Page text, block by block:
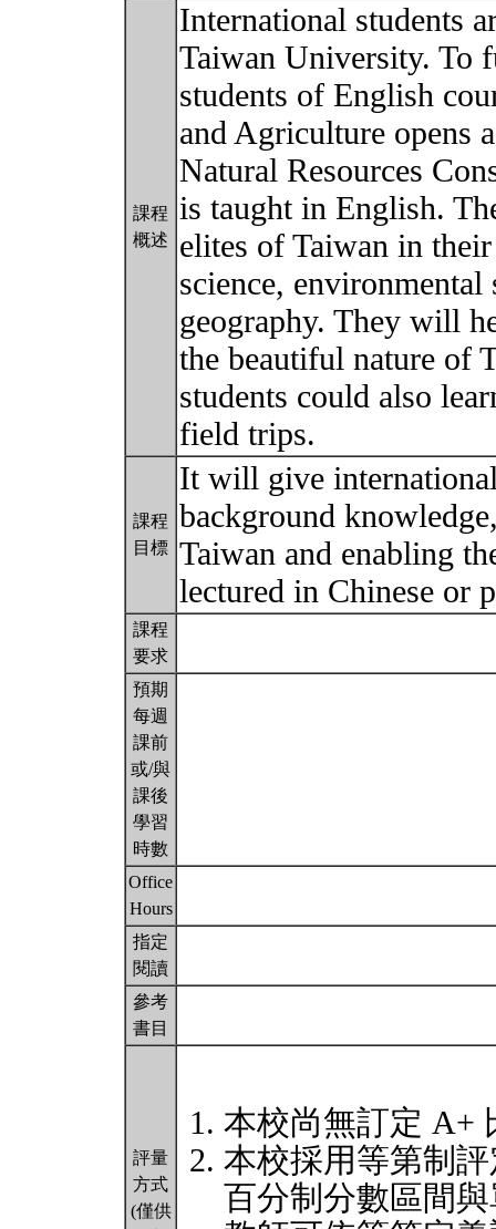
課程
概述
International students
Taiwan University. To
students of English
and Agriculture opens
Natural Resources
is taught in English.
elites of Taiwan in
science,
geography. They will
the beautiful nature of
students could also
field trips.
課程
目標
It will give
background
Taiwan and enabling
lectured in Chinese or
課程
要求
預期
每週
課前
或/與
課後
學習
時數
Office
Hours
指定
閱讀
參考
書目
評量
方式
(僅供
本校尚無訂定 A+
本校採用等第制
百分制分數區間